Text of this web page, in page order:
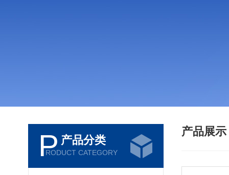
P 产品分类
RODUCT CATEGORY
产品展示